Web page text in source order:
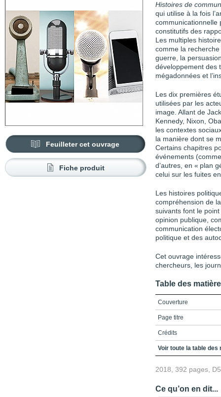
Feuilleter cet ouvrage
Fiche produit
Histoires de
qui utilise à la fois
communicationnelle
constitutifs des
Les multiples
comme la
guerre, la
développement des
mégadonnées et
Les dix premières
utilisées par les
image. Allant de
Kennedy, Nixon,
les contextes
la manière dont se
Certains chapitres
événements
d’autres, en « plan
celui sur les fuites
Les histoires
compréhension de
suivants font le
opinion publique,
communication
politique et des
Cet ouvrage
chercheurs, les
Table des
Couverture
Page titre
Crédits
Table des matières
Introduction
Voir toute la table des
2018, 392 pages,
Ce qu’on en dit...